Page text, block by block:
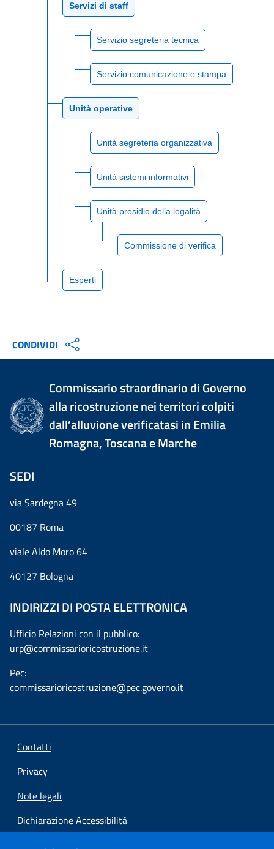
Servizi di staff
Servizio segreteria tecnica
Servizio comunicazione e stampa
Unità operative
Unità segreteria organizzativa
Unità sistemi informativi
Unità presidio della legalità
Commissione di verifica
Esperti
CONDIVIDI
Commissario straordinario di Governo
alla ricostruzione nei territori colpiti
dall’alluvione verificatasi in Emilia
Romagna, Toscana e Marche
SEDI
via Sardegna 49
00187 Roma
viale Aldo Moro 64
40127 Bologna
INDIRIZZI DI POSTA ELETTRONICA
Ufficio Relazioni con il pubblico:
urp@commissarioricostruzione.it
Pec:
commissarioricostruzione@pec.governo.it
Contatti
Privacy
Note legali
Dichiarazione Accessibilità
Preferenze cookie